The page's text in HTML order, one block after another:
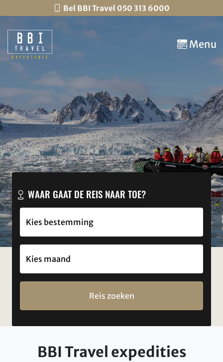
Bel BBI Travel 050 313 6000
Menu
WAAR GAAT DE REIS NAAR TOE?
Reis zoeken
BBI Travel expedities